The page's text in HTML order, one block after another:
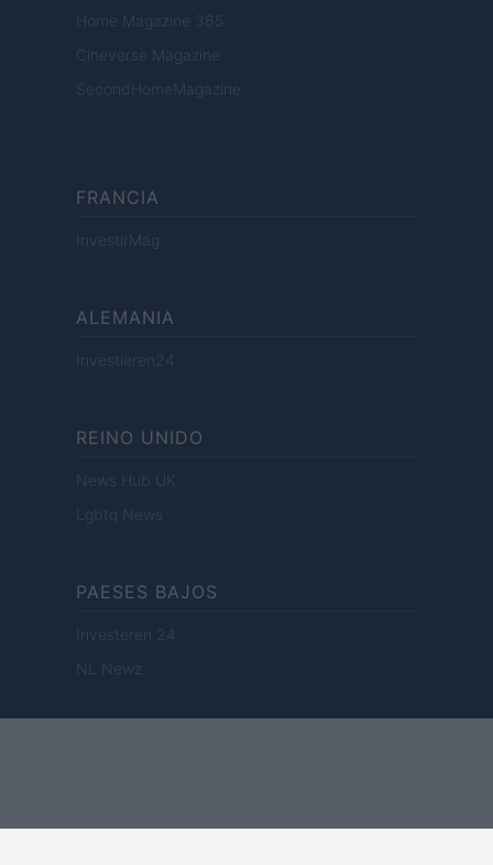
Home Magazine 365
Cineverse Magazine
SecondHomeMagazine
FRANCIA
InvestirMag
ALEMANIA
Investieren24
REINO UNIDO
News Hub UK
Lgbtq News
PAESES BAJOS
Investeren 24
NL Newz